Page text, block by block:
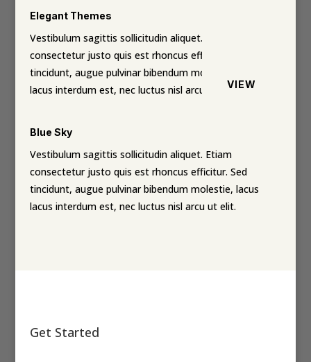
Elegant Themes
Vestibulum sagittis sollicitudin aliquet. Etiam
consectetur justo quis est rhoncus efficitur. Sed
tincidunt, augue pulvinar bibendum molestie, lacus
lacus interdum est, nec luctus nisl arcu ut elit.VIEW
Blue Sky
Vestibulum sagittis sollicitudin aliquet. Etiam
consectetur justo quis est rhoncus efficitur. Sed
tincidunt, augue pulvinar bibendum molestie, lacus
lacus interdum est, nec luctus nisl arcu ut elit.
Get Started